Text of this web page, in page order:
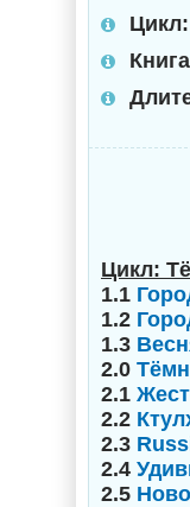
Цикл:
Цикл:
1.1
1.2
1.3
2.0
2.1
2.2
2.3
2.4
2.5